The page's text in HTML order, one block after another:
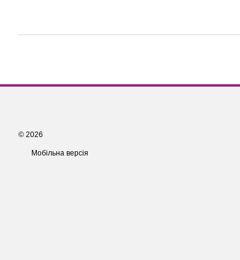
© 2026
Мобільна версія